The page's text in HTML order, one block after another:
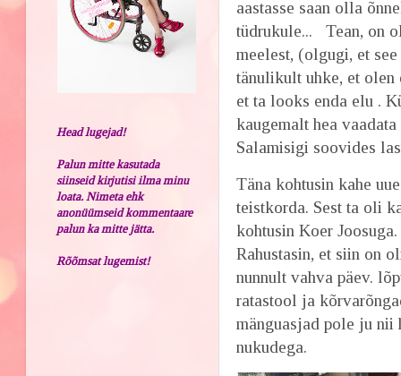
aastasse saan olla
tüdrukule...
Tean, on
meelest, (olgugi, et
tänulikult uhke, et
et ta looks enda elu .
kaugemalt hea
Salamisigi soovides
Täna kohtusin kahe
teistkorda. Sest ta oli
kohtusin Koer
Rahustasin, et siin on
nunnult vahva päev.
ratastool ja
mänguasjad pole ju
nukudega.
Head lugejad!
Palun mitte kasutada
siinseid kirjutisi ilma minu
loata. Nimeta ehk
anonüümseid kommentaare
palun ka mitte jätta.
Rõõmsat lugemist!